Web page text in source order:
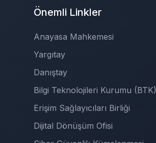
Önemli Linkler
Anayasa Mahkemesi
Yargıtay
Danıştay
Bilgi Teknolojileri Kurumu (BTK)
Erişim Sağlayıcıları Birliği
Dijital Dönüşüm Ofisi